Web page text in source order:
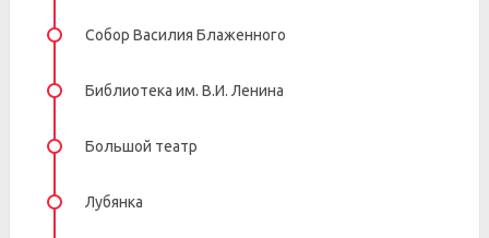
Собор Василия Блаженного
Библиотека им. В.И. Ленина
Большой театр
Лубянка